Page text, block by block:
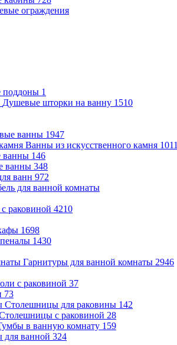
ограждения
поддоны 1
Душевые шторки на ванну 1510
ванны 1947
Ванны из искусственного камня 1011
ванны 146
ванны 348
ванн 972
для ванной комнаты
раковиной 4210
1698
1430
Гарнитуры для ванной комнаты 2946
с раковиной 37
73
Столешницы для раковины 142
с раковиной 28
в ванную комнату 159
ванной 324